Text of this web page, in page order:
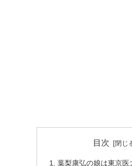
目次
葉梨康弘の娘は東京医